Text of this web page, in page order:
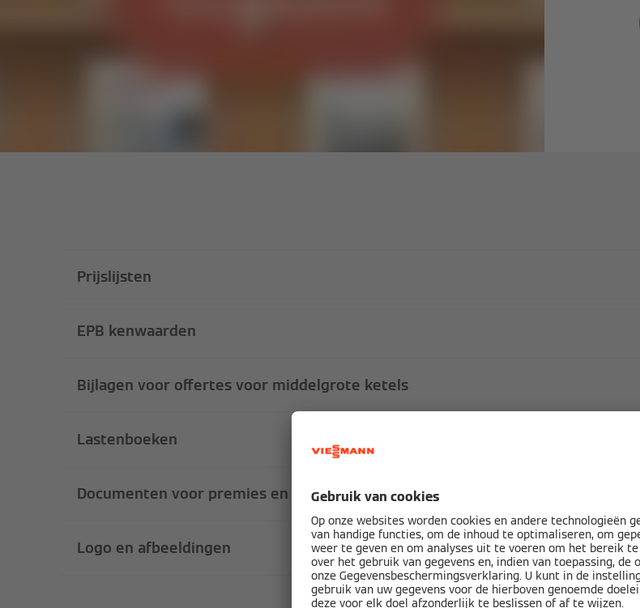
Prijslijsten
EPB kenwaarden
Bijlagen voor offertes voor middelgrote ketels
Lastenboeken
Documenten voor premies en subsidies
Logo en afbeeldingen